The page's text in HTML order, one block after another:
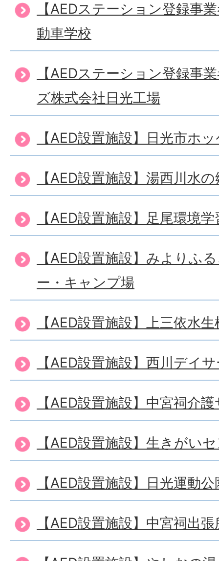
【AEDステーション登録事
動車学校
【AEDステーション登録事
ズ株式会社日光工場
【AED設置施設】日光市ホ
【AED設置施設】湯西川水の
【AED設置施設】足尾環境
【AED設置施設】みよりふ
ー・キャンプ場
【AED設置施設】上三依水
【AED設置施設】西川デイ
【AED設置施設】中宮祠介
【AED設置施設】生きがい
【AED設置施設】日光運動公
【AED設置施設】中宮祠出張